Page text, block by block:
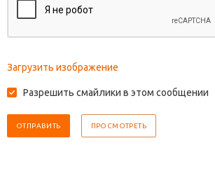
Загрузить изображение
Разрешить смайлики в этом сообщении